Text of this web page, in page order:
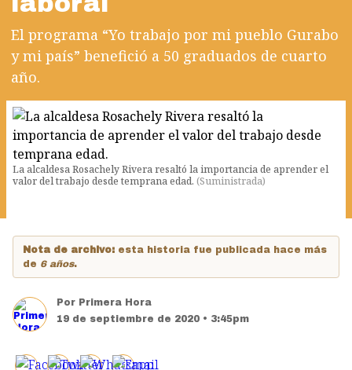
El programa “Yo trabajo por mi pueblo Gurabo
y mi país” benefició a 50 graduados de cuarto
año.
La alcaldesa Rosachely Rivera resaltó la importancia de aprender el
valor del trabajo desde temprana edad. (Suministrada)
Nota de archivo: esta historia fue publicada hace más
de 6 años.
Por Primera Hora
19 de septiembre de 2020 • 3:45pm